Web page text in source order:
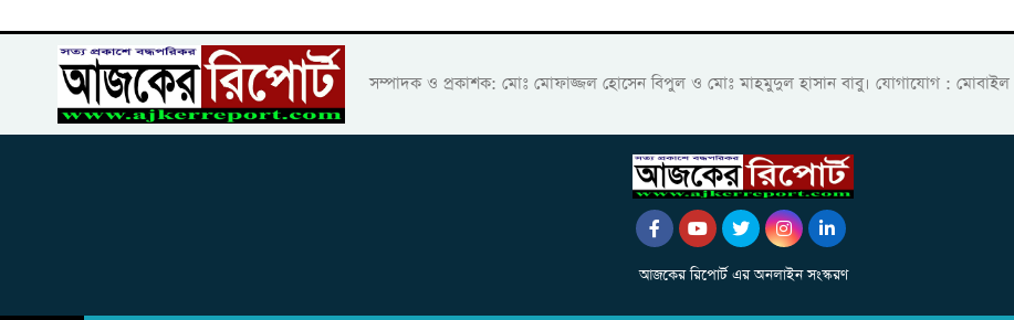
সম্পাদক ও প্রকাশক: মোঃ মোফাজ্জল হোসেন বিপুল ও মোঃ মাহমুদুল হাসান বাবু। যোগাযোগ :
আজকের রিপোর্ট এর অনলাইন সংস্করণ